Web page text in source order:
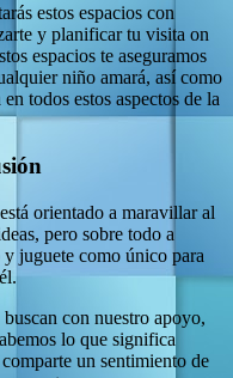
estos espacios con
y planificar tu visita on
espacios te aseguramos
niño amará, así como
todos estos aspectos de la
orientado a maravillar al
pero sobre todo a
juguete como único para
con nuestro apoyo,
lo que significa
un sentimiento de